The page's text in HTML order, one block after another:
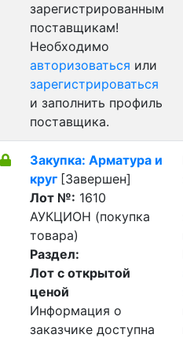
зарегистрированным
поставщикам!
Необходимо
авторизоваться или
зарегистрироваться
и заполнить профиль
поставщика.
Закупка: Арматура и
круг [Завершен]
Лот №: 1610
АУКЦИОН (покупка
товара)
Раздел:
Лот с открытой
ценой
Информация о
заказчике доступна